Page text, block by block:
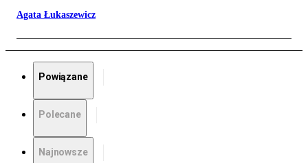
Agata Łukaszewicz
Powiązane
Polecane
Najnowsze